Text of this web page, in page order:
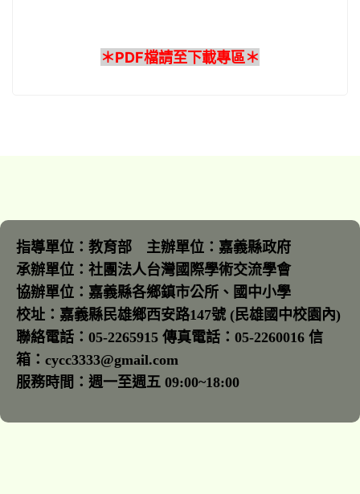
＊PDF檔請至下載專區＊
指導單位：教育部 主辦單位：嘉義縣政府
承辦單位：社團法人台灣國際學術交流學會
協辦單位：嘉義縣各鄉鎮市公所、國中小學
校址：嘉義縣民雄鄉西安路147號 (民雄國中校園內)
聯絡電話：05-2265915 傳真電話：05-2260016 信
箱：cycc3333@gmail.com
服務時間：週一至週五 09:00~18:00